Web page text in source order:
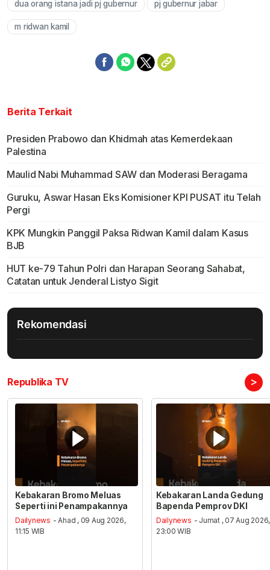
dua orang istana jadi pj gubernur pj gubernur jabar
m ridwan kamil
Berita Terkait
Presiden Prabowo dan Khidmah atas Kemerdekaan
Palestina
Maulid Nabi Muhammad SAW dan Moderasi Beragama
Guruku, Aswar Hasan Eks Komisioner KPI PUSAT itu Telah
Pergi
KPK Mungkin Panggil Paksa Ridwan Kamil dalam Kasus
BJB
HUT ke-79 Tahun Polri dan Harapan Seorang Sahabat,
Catatan untuk Jenderal Listyo Sigit
Rekomendasi
Republika TV >
Kebakaran Bromo Meluas
Seperti ini Penampakannya
Dailynews - Ahad , 09 Aug 2026,
11:15 WIB
Kebakaran Landa Gedung
Bapenda Pemprov DKI
Dailynews - Jumat , 07 Aug 2026,
23:00 WIB